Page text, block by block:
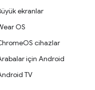
ekranlar
OS
cihazlar
için Android
TV